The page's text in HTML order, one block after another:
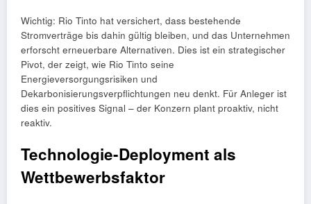
Wichtig: Rio Tinto hat versichert, dass bestehende
Stromverträge bis dahin gültig bleiben, und das Unternehmen
erforscht erneuerbare Alternativen. Dies ist ein strategischer
Pivot, der zeigt, wie Rio Tinto seine
Energieversorgungsrisiken und
Dekarbonisierungsverpflichtungen neu denkt. Für Anleger ist
dies ein positives Signal – der Konzern plant proaktiv, nicht
reaktiv.
Technologie-Deployment als
Wettbewerbsfaktor